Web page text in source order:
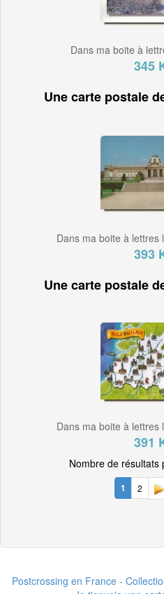
Dans ma boite à
345
Une carte postale
Dans ma boite à lettres
393
Une carte postale
Dans ma boite à lettres
391
Nombre de résultats
1 2
Postcrossing en France -